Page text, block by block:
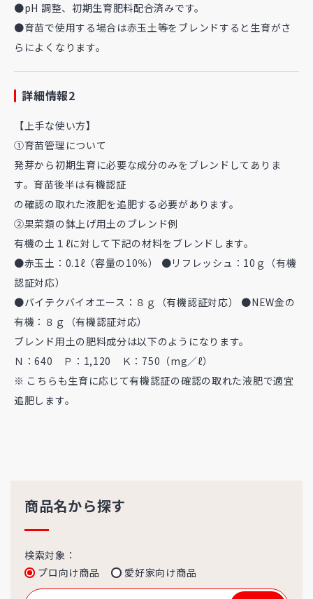
●pH 調整、初期生育肥料配合済みです。
●育苗で使用する場合は赤玉土等をブレンドすると生育がさ
らによくなります。
詳細情報2
【上手な使い方】
①育苗管理について
発芽から初期生育に必要な成分のみをブレンドしてありま
す。育苗後半は有機認証
の確認の取れた液肥を追肥する必要があります。
②果菜類の鉢上げ用土のブレンド例
有機の土１ℓに対して下記の材料をブレンドします。
●赤玉土：0.1ℓ（容量の10％） ●リフレッシュ：10ｇ（有機
認証対応）
●バイテクバイオエース：８ｇ（有機認証対応） ●NEW金の
有機：８ｇ（有機認証対応）
ブレンド用土の肥料成分は以下のようになります。
Ｎ：640 Ｐ：1,120 Ｋ：750（mg／ℓ）
※ こちらも生育に応じて有機認証の確認の取れた液肥で適宜
追肥します。
商品名から探す
検索対象：
プロ向け商品
愛好家向け商品